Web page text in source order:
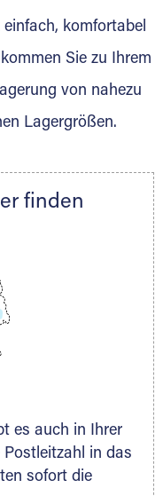
komfortabel
Sie zu Ihrem
von nahezu
Lagergrößen.
finden
es auch in Ihrer
Postleitzahl in das
sofort die